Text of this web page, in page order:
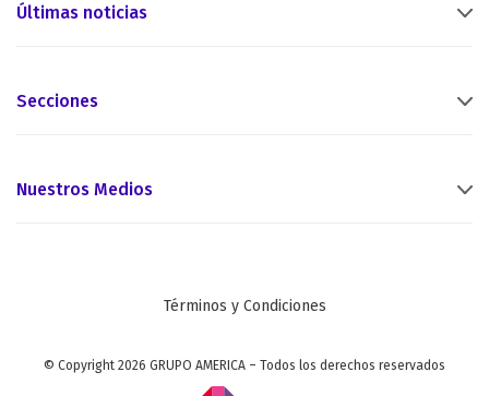
Últimas noticias
Secciones
Nuestros Medios
Términos y Condiciones
© Copyright 2026 GRUPO AMERICA – Todos los derechos reservados